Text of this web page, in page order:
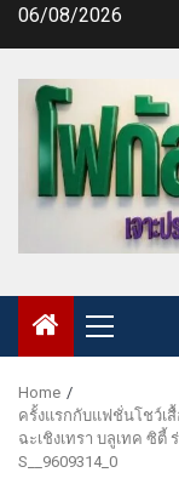
Skip06/08/2026
Primary
Menu
Home
ครั้งแรกกับแฟชั่นโชว์เ
ฉะเชิงเทรา บลูเทค ซิ
S__9609314_0